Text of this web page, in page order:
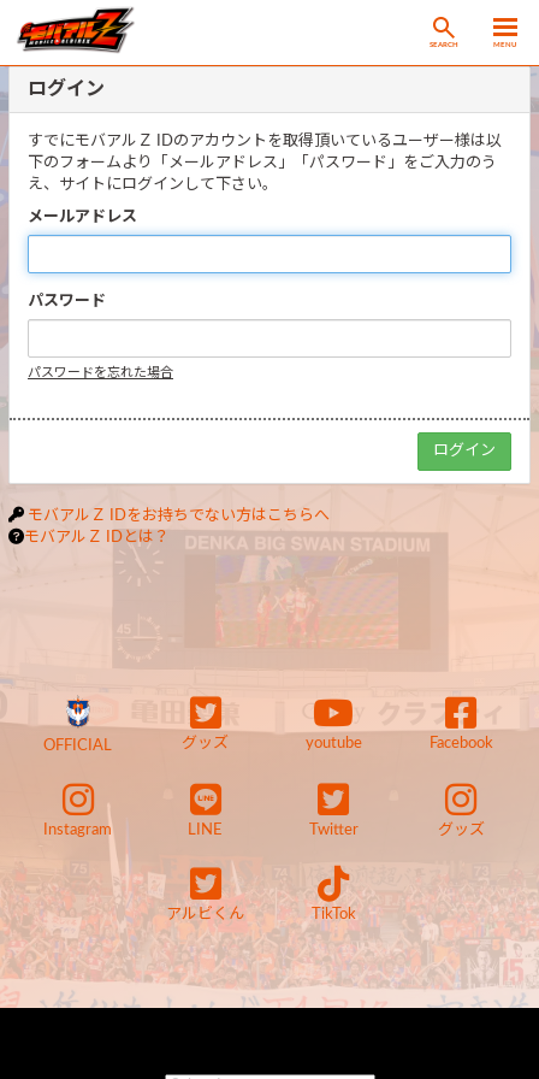
SEARCH MENU
ログイン
すでにモバアルＺ IDのアカウントを取得頂いているユーザー様は以
下のフォームより「メールアドレス」「パスワード」をご入力のう
え、サイトにログインして下さい。
メールアドレス
パスワード
パスワードを忘れた場合
モバアルＺ IDをお持ちでない方はこちらへ
モバアルＺ IDとは？
OFFICIAL グッズ youtube Facebook
Instagram LINE Twitter グッズ
アルビくん TikTok